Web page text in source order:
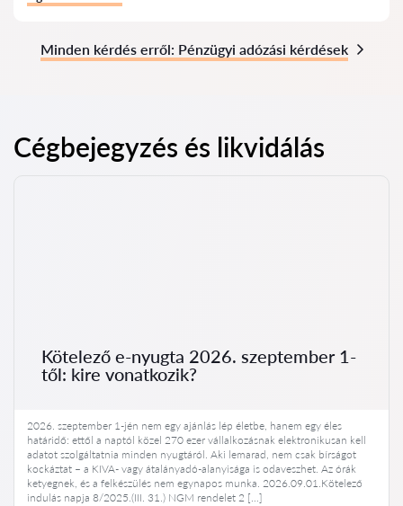
Minden kérdés erről: Pénzügyi adózási kérdések
Cégbejegyzés és likvidálás
Kötelező e-nyugta 2026. szeptember 1-
től: kire vonatkozik?
2026. szeptember 1-jén nem egy ajánlás lép életbe, hanem egy éles
határidő: ettől a naptól közel 270 ezer vállalkozásnak elektronikusan kell
adatot szolgáltatnia minden nyugtáról. Aki lemarad, nem csak bírságot
kockáztat – a KIVA- vagy átalányadó-alanyisága is odaveszhet. Az órák
ketyegnek, és a felkészülés nem egynapos munka. 2026.09.01.Kötelező
indulás napja 8/2025.(III. 31.) NGM rendelet 2 […]